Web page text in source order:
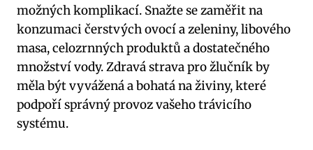
možných komplikací. Snažte se zaměřit na
konzumaci čerstvých ovocí a zeleniny, libového
masa, celozrnných produktů a dostatečného
množství vody. Zdravá strava pro žlučník by
měla být vyvážená a bohatá na živiny, které
podpoří správný provoz vašeho trávicího
systému.